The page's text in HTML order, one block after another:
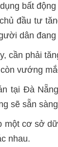
bất
đầu tư
dân
cần phải
vướng
tại Đà
sẽ sẵn
cơ sở
nhau.